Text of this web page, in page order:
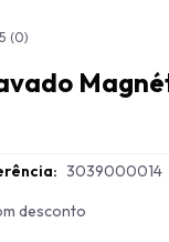
(0)
3039000014
desconto